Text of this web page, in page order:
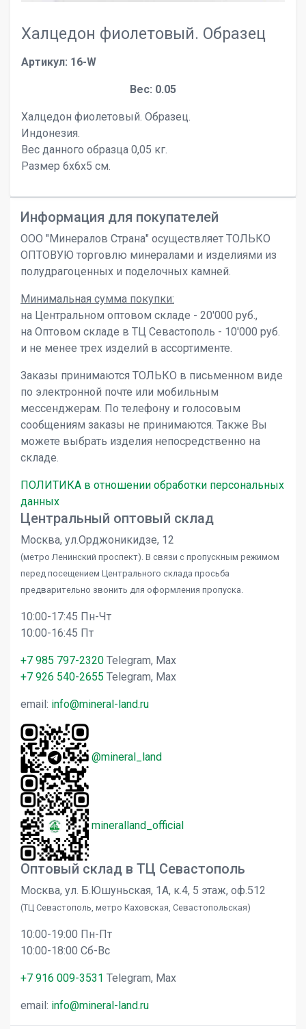
Халцедон фиолетовый. Образец
Артикул: 16-W
Вес: 0.05
Халцедон фиолетовый. Образец.
Индонезия.
Вес данного образца 0,05 кг.
Размер 6х6х5 см.
Информация для покупателей
ООО "Минералов Страна" осуществляет ТОЛЬКО
ОПТОВУЮ торговлю минералами и изделиями из
полудрагоценных и поделочных камней.
Минимальная сумма покупки:
на Центральном оптовом складе - 20'000 руб.,
на Оптовом складе в ТЦ Севастополь - 10'000 руб.
и не менее трех изделий в ассортименте.
Заказы принимаются ТОЛЬКО в письменном виде
по электронной почте или мобильным
мессенджерам. По телефону и голосовым
сообщениям заказы не принимаются. Также Вы
можете выбрать изделия непосредственно на
складе.
ПОЛИТИКА в отношении обработки персональных
данных
Центральный оптовый склад
Москва, ул.Орджоникидзе, 12
(метро Ленинский проспект). В связи с пропускным режимом
перед посещением Центрального склада просьба
предварительно звонить для оформления пропуска.
10:00-17:45 Пн-Чт
10:00-16:45 Пт
+7 985 797-2320 Telegram, Max
+7 926 540-2655 Telegram, Max
email: info@mineral-land.ru
@mineral_land
mineralland_official
Оптовый склад в ТЦ Севастополь
Москва, ул. Б.Юшуньская, 1А, к.4, 5 этаж, оф.512
(ТЦ Севастополь, метро Каховская, Севастопольская)
10:00-19:00 Пн-Пт
10:00-18:00 Сб-Вс
+7 916 009-3531 Telegram, Max
email: info@mineral-land.ru